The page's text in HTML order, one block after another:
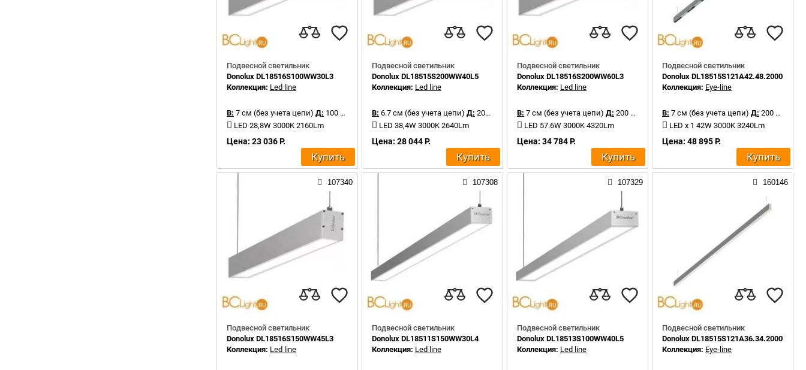
Подвесной светильник
Donolux DL18516S100WW30L3
Коллекция: Led line
В: 7 см (без учета цепи) Д: 100 см
LED 28,8W 3000K 2160Lm
Цена: 23 036 Р.
Купить
Подвесной светильник
Donolux DL18515S200WW40L5
Коллекция: Led line
В: 6.7 см (без учета цепи) Д: 200 см
LED 38,4W 3000K 2640Lm
Цена: 28 044 Р.
Купить
Подвесной светильник
Donolux DL18516S200WW60L3
Коллекция: Led line
В: 7 см (без учета цепи) Д: 200 см
LED 57.6W 3000K 4320Lm
Цена: 34 784 Р.
Купить
Подвесной светильник
Donolux DL18515S121A42.48.2000BW
Коллекция: Eye-line
В: 7 см (без учета цепи) Д: 200 см
LED x 1 42W 3000K 3240Lm
Цена: 48 895 Р.
Купить
107340
Подвесной светильник
Donolux DL18516S150WW45L3
Коллекция: Led line
107308
Подвесной светильник
Donolux DL18511S150WW30L4
Коллекция: Led line
107329
Подвесной светильник
Donolux DL18513S100WW40L5
Коллекция: Led line
160146
Подвесной светильник
Donolux DL18515S121A36.34.2000WW
Коллекция: Eye-line